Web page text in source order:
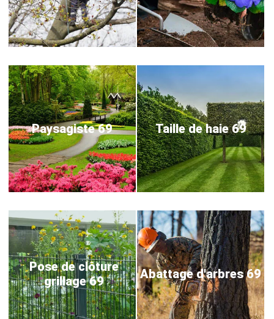
Paysagiste 69 Taille de haie 69
Pose de clôture
grillage 69
Abattage d'arbres 69